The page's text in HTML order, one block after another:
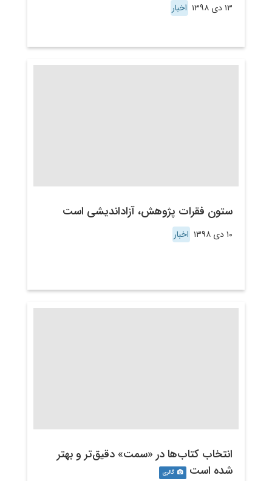
۱۳ دی ۱۳۹۸ اخبار
ستون فقرات پژوهش، آزاداندیشی است
۱۰ دی ۱۳۹۸ اخبار
انتخاب کتاب‌ها در «سمت» دقیق‌تر و بهتر
شده است
گالری